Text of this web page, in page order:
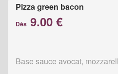
Pizza green bacon
Dès 9.00 €
Base sauce avocat,